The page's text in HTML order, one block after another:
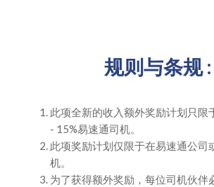
规则与条规 :
此项全新的收入额外奖励计划只限
- 15%易速通司机。
此项奖励计划仅限于在易速通公司
机。
为了获得额外奖励，每位司机伙伴